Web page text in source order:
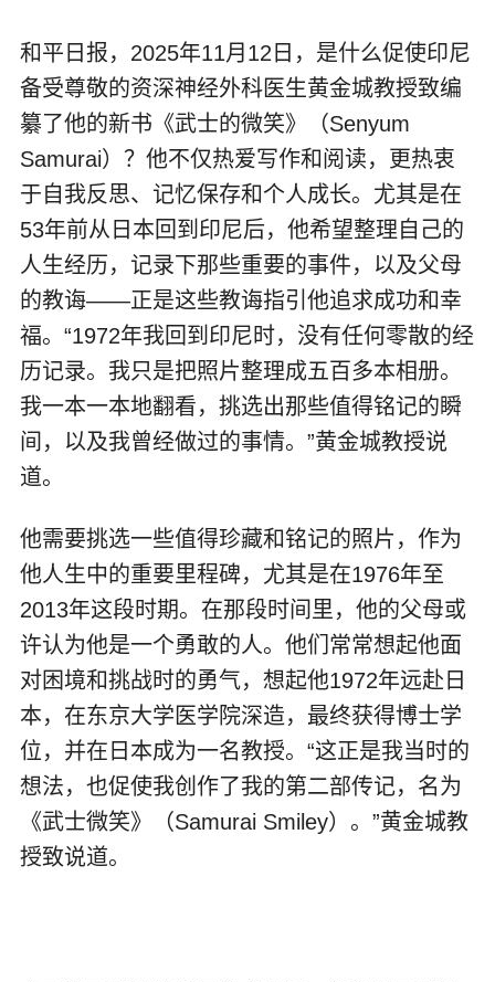
和平日报，2025年11月12日，是什么促使印尼
备受尊敬的资深神经外科医生黄金城教授致编
纂了他的新书《武士的微笑》（Senyum
Samurai）？他不仅热爱写作和阅读，更热衷
于自我反思、记忆保存和个人成长。尤其是在
53年前从日本回到印尼后，他希望整理自己的
人生经历，记录下那些重要的事件，以及父母
的教诲——正是这些教诲指引他追求成功和幸
福。“1972年我回到印尼时，没有任何零散的经
历记录。我只是把照片整理成五百多本相册。
我一本一本地翻看，挑选出那些值得铭记的瞬
间，以及我曾经做过的事情。”黄金城教授说
道。
他需要挑选一些值得珍藏和铭记的照片，作为
他人生中的重要里程碑，尤其是在1976年至
2013年这段时期。在那段时间里，他的父母或
许认为他是一个勇敢的人。他们常常想起他面
对困境和挑战时的勇气，想起他1972年远赴日
本，在东京大学医学院深造，最终获得博士学
位，并在日本成为一名教授。“这正是我当时的
想法，也促使我创作了我的第二部传记，名为
《武士微笑》（Samurai Smiley）。”黄金城教
授致说道。